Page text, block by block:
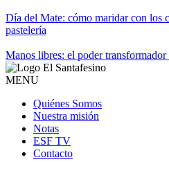
Día del Mate: cómo maridar con los
pastelería
Manos libres: el poder transformador
MENU
Quiénes Somos
Nuestra misión
Notas
ESF TV
Contacto